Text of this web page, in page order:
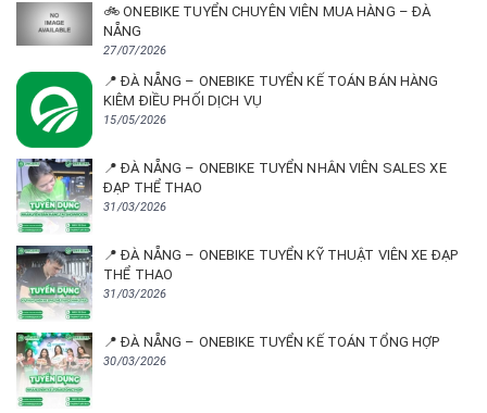
🚲 ONEBIKE TUYỂN CHUYÊN VIÊN MUA HÀNG – ĐÀ
NẴNG
27/07/2026
📍 ĐÀ NẴNG – ONEBIKE TUYỂN KẾ TOÁN BÁN HÀNG
KIÊM ĐIỀU PHỐI DỊCH VỤ
15/05/2026
📍 ĐÀ NẴNG – ONEBIKE TUYỂN NHÂN VIÊN SALES XE
ĐẠP THỂ THAO
31/03/2026
📍 ĐÀ NẴNG – ONEBIKE TUYỂN KỸ THUẬT VIÊN XE ĐẠP
THỂ THAO
31/03/2026
📍 ĐÀ NẴNG – ONEBIKE TUYỂN KẾ TOÁN TỔNG HỢP
30/03/2026